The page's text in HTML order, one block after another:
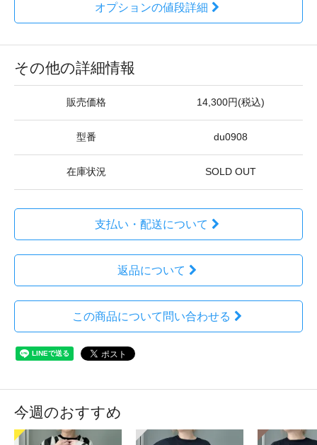
オプションの値段詳細
その他の詳細情報
販売価格 14,300円(税込)
型番 du0908
在庫状況 SOLD OUT
支払い・配送について
返品について
この商品について問い合わせる
今週のおすすめ